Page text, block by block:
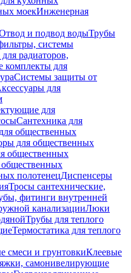
моекИнженерная
и подвод водыТрубы
системы
радиаторов,
для
Системы защиты от
для
для
Сантехника для
общественных
для общественных
общественных
полотенецДиспенсеры
Тросы сантехнические,
фитинги внутренней
канализацииЛюки
Трубы для теплого
Термостатика для теплого
смеси и грунтовкиКлеевые
самонивелирующие